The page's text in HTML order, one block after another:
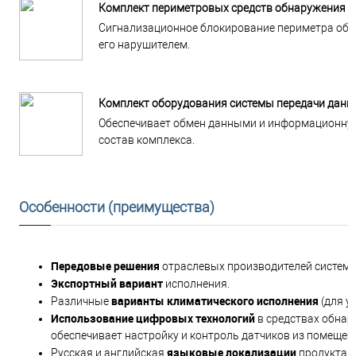
Комплект периметровых средств обнаружения
Сигнализационное блокирование периметра
его нарушителем.
Комплект оборудования системы передачи
Обеспечивает обмен данными и
состав комплекса.
Особенности (преимущества)
Передовые решения отраслевых производителей
Экспортный вариант исполнения.
Различныеварианты климатического исполнения (для
Использование цифровых технологий в средствах
обеспечивает настройку и контроль датчиков из
Русская и английская языковые локализации продукта.